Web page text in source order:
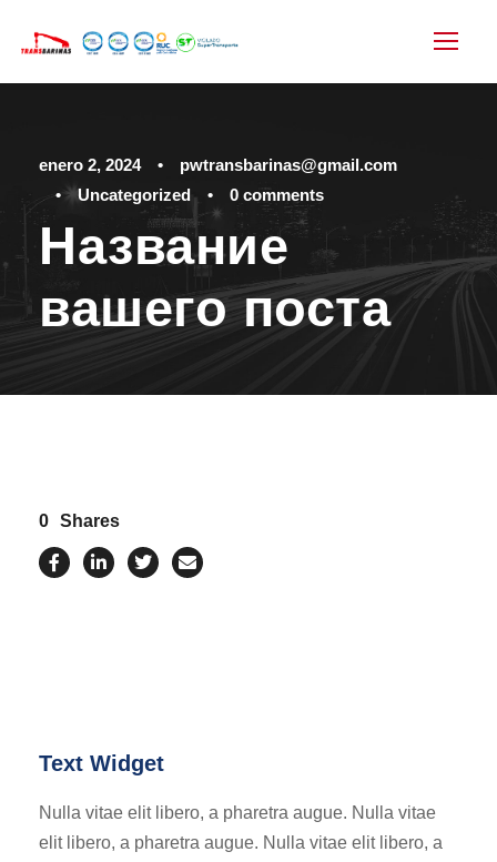
enero 2, 2024 •
pwtransbarinas@gmail.com
•
Uncategorized • 0 comments
Название
вашего поста
0 Shares
Text Widget
Nulla vitae elit libero, a pharetra augue. Nulla vitae
elit libero, a pharetra augue. Nulla vitae elit libero, a